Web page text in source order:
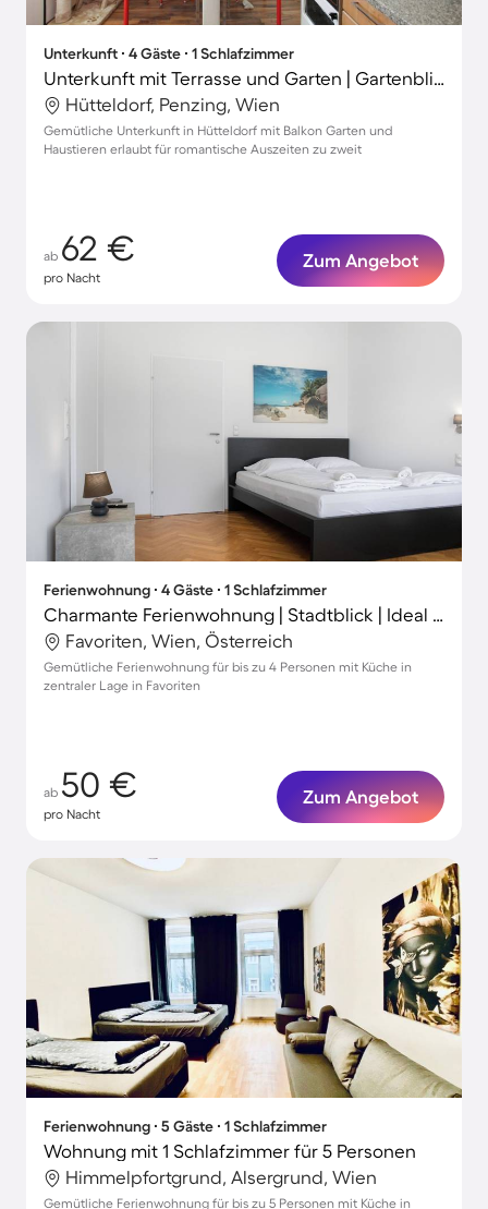
Unterkunft ∙ 4 Gäste ∙ 1 Schlafzimmer
Unterkunft mit Terrasse und Garten | Gartenblick
Hütteldorf, Penzing, Wien
Gemütliche Unterkunft in Hütteldorf mit Balkon Garten und
Haustieren erlaubt für romantische Auszeiten zu zweit
ab 62 €
pro Nacht
Zum Angebot
Ferienwohnung ∙ 4 Gäste ∙ 1 Schlafzimmer
Charmante Ferienwohnung | Stadtblick | Ideal für Homeoffice
Favoriten, Wien, Österreich
Gemütliche Ferienwohnung für bis zu 4 Personen mit Küche in
zentraler Lage in Favoriten
ab 50 €
pro Nacht
Zum Angebot
Ferienwohnung ∙ 5 Gäste ∙ 1 Schlafzimmer
Wohnung mit 1 Schlafzimmer für 5 Personen
Himmelpfortgrund, Alsergrund, Wien
Gemütliche Ferienwohnung für bis zu 5 Personen mit Küche in